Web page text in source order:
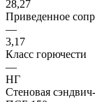
28,27
Приведенное
—
3,17
Класс горючести
—
НГ
Стеновая